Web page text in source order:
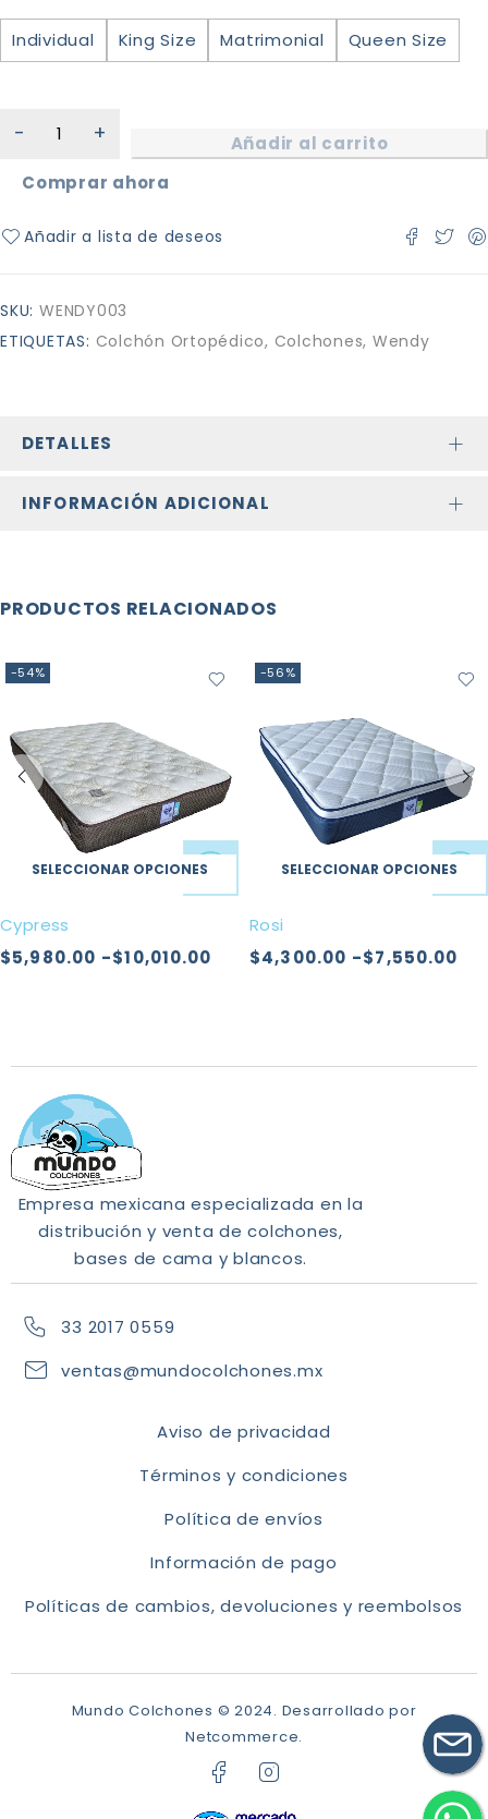
Individual King Size Matrimonial Queen Size
Añadir al carrito
Comprar ahora
SKU: WENDY003
ETIQUETAS: Colchón Ortopédico, Colchones, Wendy
DETALLES
INFORMACIÓN ADICIONAL
PRODUCTOS RELACIONADOS
-54%
SELECCIONAR OPCIONES
Cypress
$5,980.00 -$10,010.00
-56%
SELECCIONAR OPCIONES
Rosi
$4,300.00 -$7,550.00
Empresa mexicana especializada en la
distribución y venta de colchones,
bases de cama y blancos.
33 2017 0559
ventas@mundocolchones.mx
Aviso de privacidad
Términos y condiciones
Política de envíos
Información de pago
Políticas de cambios, devoluciones y reembolsos
Mundo Colchones © 2024. Desarrollado por
Netcommerce.